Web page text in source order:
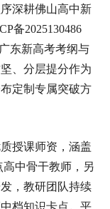
深耕佛山高中新
备2025130486
东新高考考纲与
、分层提分作为
定制专属突破方
授课师资，涵盖
高中骨干教师，另
，教研团队持续
档知识卡点。平